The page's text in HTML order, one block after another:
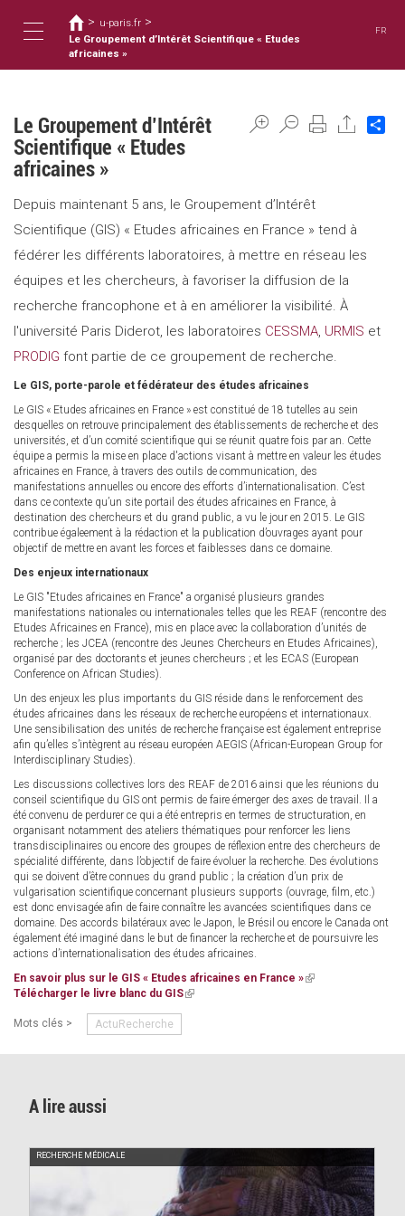
容
Toggle
navigation
您
在
這
裡
> u-paris.fr >
Le Groupement d’Intérêt Scientifique « Etudes
africaines »
FR
Le Groupement d’Intérêt
Scientifique « Etudes
africaines »
Depuis maintenant 5 ans, le Groupement d’Intérêt
Scientifique (GIS) « Etudes africaines en France » tend à
fédérer les différents laboratoires, à mettre en réseau les
équipes et les chercheurs, à favoriser la diffusion de la
recherche francophone et à en améliorer la visibilité. À
l'université Paris Diderot, les laboratoires CESSMA, URMIS et
PRODIG font partie de ce groupement de recherche.
Le GIS, porte-parole et fédérateur des études africaines
Le GIS « Etudes africaines en France » est constitué de 18 tutelles au sein
desquelles on retrouve principalement des établissements de recherche et des
universités, et d’un comité scientifique qui se réunit quatre fois par an. Cette
équipe a permis la mise en place d'actions visant à mettre en valeur les études
africaines en France, à travers des outils de communication, des
manifestations annuelles ou encore des efforts d’internationalisation. C’est
dans ce contexte qu’un site portail des études africaines en France, à
destination des chercheurs et du grand public, a vu le jour en 2015. Le GIS
contribue égaleement à la rédaction et la publication d’ouvrages ayant pour
objectif de mettre en avant les forces et faiblesses dans ce domaine.
Des enjeux internationaux
Le GIS "Etudes africaines en France" a organisé plusieurs grandes
manifestations nationales ou internationales telles que les REAF (rencontre des
Etudes Africaines en France), mis en place avec la collaboration d’unités de
recherche ; les JCEA (rencontre des Jeunes Chercheurs en Etudes Africaines),
organisé par des doctorants et jeunes chercheurs ; et les ECAS (European
Conference on African Studies).
Un des enjeux les plus importants du GIS réside dans le renforcement des
études africaines dans les réseaux de recherche européens et internationaux.
Une sensibilisation des unités de recherche française est également entreprise
afin qu’elles s’intègrent au réseau européen AEGIS (African-European Group for
Interdisciplinary Studies).
Les discussions collectives lors des REAF de 2016 ainsi que les réunions du
conseil scientifique du GIS ont permis de faire émerger des axes de travail. Il a
été convenu de perdurer ce qui a été entrepris en termes de structuration, en
organisant notamment des ateliers thématiques pour renforcer les liens
transdisciplinaires ou encore des groupes de réflexion entre des chercheurs de
spécialité différente, dans l’objectif de faire évoluer la recherche. Des évolutions
qui se doivent d’être connues du grand public ; la création d’un prix de
vulgarisation scientifique concernant plusieurs supports (ouvrage, film, etc.)
est donc envisagée afin de faire connaître les avancées scientifiques dans ce
domaine. Des accords bilatéraux avec le Japon, le Brésil ou encore le Canada ont
également été imaginé dans le but de financer la recherche et de poursuivre les
actions d’internationalisation des études africaines.
En savoir plus sur le GIS « Etudes africaines en France »(link
Télécharger le livre blanc du GIS(link
Mots clés > ActuRecherche
A lire aussi
RECHERCHE MÉDICALE